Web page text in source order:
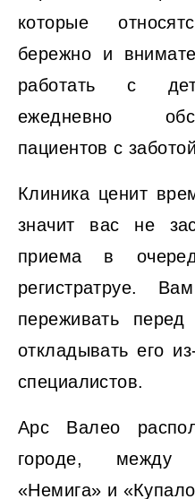
которые
бережно и
работать с
ежедневно
пациентов с
Клиника ценит
значит вас не
приема в
регистратруе.
переживать
откладывать его
специалистов.
Арс Валео
городе, между
«Немига» и